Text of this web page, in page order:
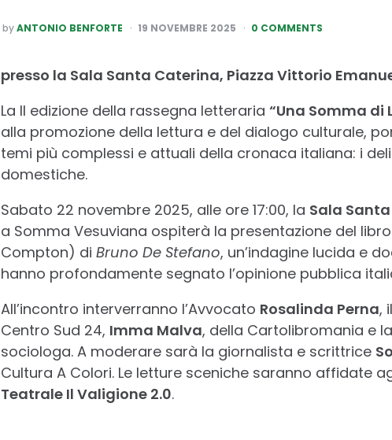
POSTED
BY
by ANTONIO BENFORTE 19 NOVEMBRE 2025 0 COMMENTS
presso la Sala Santa Caterina, Piazza Vittorio
La II edizione della rassegna letteraria “Una Somma di
alla promozione della lettura e del dialogo culturale,
temi più complessi e attuali della cronaca italiana: i
domestiche.
Sabato 22 novembre 2025, alle ore 17:00, la Sala
a Somma Vesuviana ospiterà la presentazione del libro
Compton) di Bruno De Stefano, un’indagine lucida e
hanno profondamente segnato l’opinione pubblica
All’incontro interverranno l’Avvocato Rosalinda Perna,
Centro Sud 24, Imma Malva, della Cartolibromania e
sociologa. A moderare sarà la giornalista e scrittrice
Cultura A Colori. Le letture sceniche saranno affidate
Teatrale Il Valigione 2.0.